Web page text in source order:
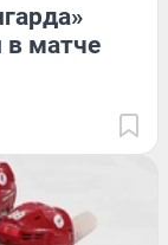
в матче